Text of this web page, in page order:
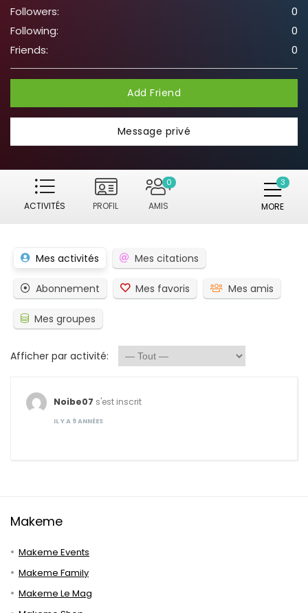
Followers:
0
Following:
0
Friends:
0
Add Friend
Message privé
ACTIVITÉS PROFIL AMIS
0
MORE
Mes activités Mes citations
Abonnement Mes favoris Mes amis
Mes groupes
Afficher par activité:
Noibe07 s'est inscrit
IL Y A 9 ANNÉES
Makeme
Makeme Events
Makeme Family
Makeme Le Mag